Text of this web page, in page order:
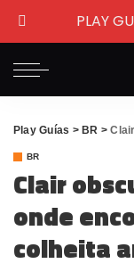
Play Guías > BR >Clair
BR
Clair
onde
colheita
PLAY